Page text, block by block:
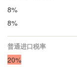
8%
8%
普通进口税率
20%